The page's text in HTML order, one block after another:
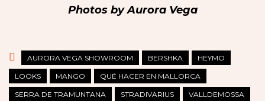
Photos by Aurora Vega
AURORA VEGA SHOWROOM BERSHKA HEYMO
LOOKS MANGO QUÉ HACER EN MALLORCA
SERRA DE TRAMUNTANA STRADIVARIUS VALLDEMOSSA